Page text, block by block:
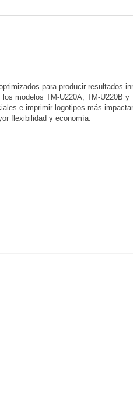
para producir resultados
modelos TM-U220A, TM-U220B y
e imprimir logotipos más
flexibilidad y economía.